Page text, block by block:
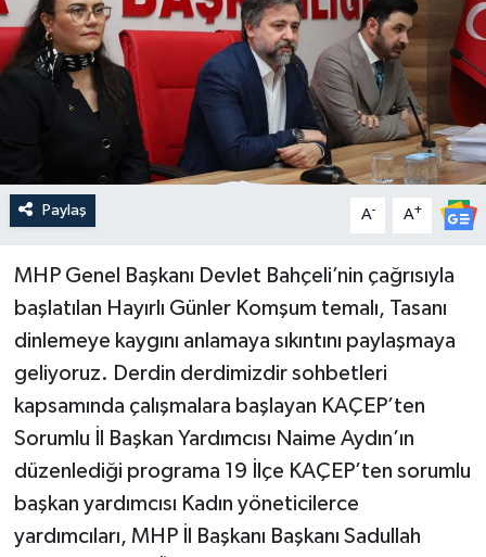
Paylaş A- A+
MHP Genel Başkanı Devlet Bahçeli’nin çağrısıyla
başlatılan Hayırlı Günler Komşum temalı, Tasanı
dinlemeye kaygını anlamaya sıkıntını paylaşmaya
geliyoruz. Derdin derdimizdir sohbetleri
kapsamında çalışmalara başlayan KAÇEP’ten
Sorumlu İl Başkan Yardımcısı Naime Aydın’ın
düzenlediği programa 19 İlçe KAÇEP’ten sorumlu
başkan yardımcısı Kadın yöneticilerce
yardımcıları, MHP İl Başkanı Başkanı Sadullah
Magazin
Resmi İlan
Sağlık & Yaşam
Siyaset